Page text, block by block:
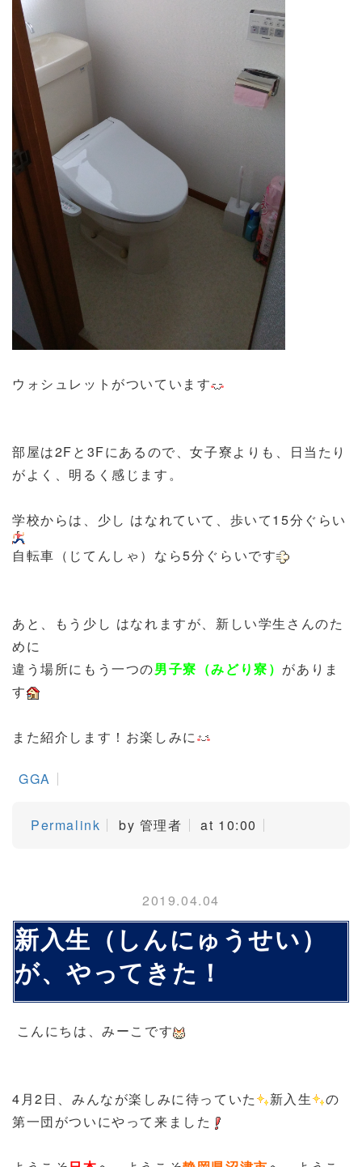
ウォシュレットがついています
部屋は2Fと3Fにあるので、女子寮よりも、日当たり
がよく、明るく感じます。
学校からは、少し はなれていて、歩いて15分ぐらい
自転車（じてんしゃ）なら5分ぐらいです
あと、もう少し はなれますが、新しい学生さんのた
めに
違う場所にもう一つの男子寮（みどり寮） がありま
す
また紹介します！お楽しみに
GGA
Permalink by 管理者 at 10:00
2019.04.04
新入生（しんにゅうせい）
が、やってきた！
こんにちは、みーこです
4月2日、みんなが楽しみに待っていた 新入生
の
第一団がついにやって来ました